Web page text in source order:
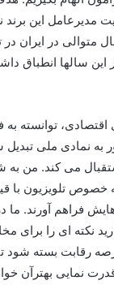
مدیرعامل این برند
صنعت و کسب مقام اول تولید تایر برای
این سالها انطباق
توانسته به
به نمادی ملی
می کند. من به
تلویزیون با
فراهم آورند.
نکته ای را برای
رقابت بسته
نمایی بهترآن